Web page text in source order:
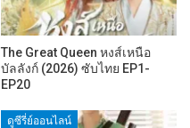
The Great Queen หงส์เหนือ
บัลลังก์ (2026) ซับไทย EP1-
EP20
ดูซีรี่ย์ออนไลน์